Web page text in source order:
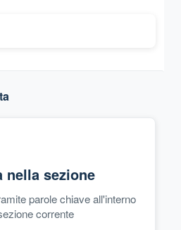
nella sezione
parole chiave all'interno
corrente